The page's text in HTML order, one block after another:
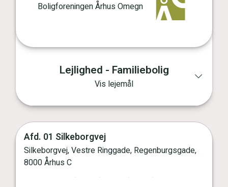
Boligforeningen Århus Omegn
Lejlighed - Familiebolig
Vis lejemål
Afd. 01 Silkeborgvej
Silkeborgvej, Vestre Ringgade, Regenburgsgade,
8000 Århus C
Forrige